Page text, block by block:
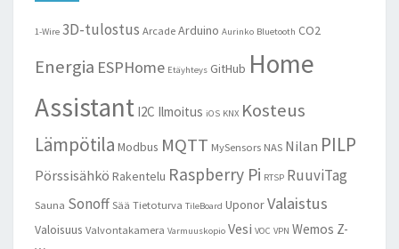
1-Wire 3D-tulostus Arcade Arduino Aurinko Bluetooth CO2
Energia ESPHome Etäyhteys GitHub Home
Assistant I2C Ilmoitus iOS KNX Kosteus
Lämpötila Modbus MQTT MySensors NAS Nilan PILP
Pörssisähkö Rakentelu Raspberry Pi RTSP RuuviTag
Sauna Sonoff Sää Tietoturva TileBoard UponorValaistus
Valoisuus Valvontakamera Varmuuskopio Vesi VOC VPN Wemos Z-